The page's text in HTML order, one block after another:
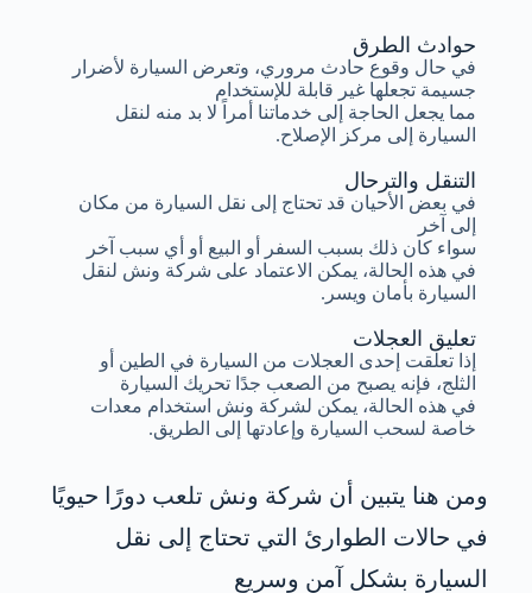
تعليق العجلات
إذا تعلقت إحدى العجلات من السيارة في الطين أو
الثلج، فإنه يصبح من الصعب جدًا تحريك السيارة
في هذه الحالة، يمكن لشركة ونش استخدام معدات
خاصة لسحب السيارة وإعادتها إلى الطريق.
التنقل والترحال
في بعض الأحيان قد تحتاج إلى نقل السيارة من مكان
إلى آخر
سواء كان ذلك بسبب السفر أو البيع أو أي سبب آخر
في هذه الحالة، يمكن الاعتماد على شركة ونش لنقل
السيارة بأمان ويسر.
حوادث الطرق
في حال وقوع حادث مروري، وتعرض السيارة لأضرار
جسيمة تجعلها غير قابلة للإستخدام
مما يجعل الحاجة إلى خدماتنا أمراً لا بد منه لنقل
السيارة إلى مركز الإصلاح.
ومن هنا يتبين أن شركة ونش تلعب دورًا حيويًا
في حالات الطوارئ التي تحتاج إلى نقل
السيارة بشكل آمن وسريع